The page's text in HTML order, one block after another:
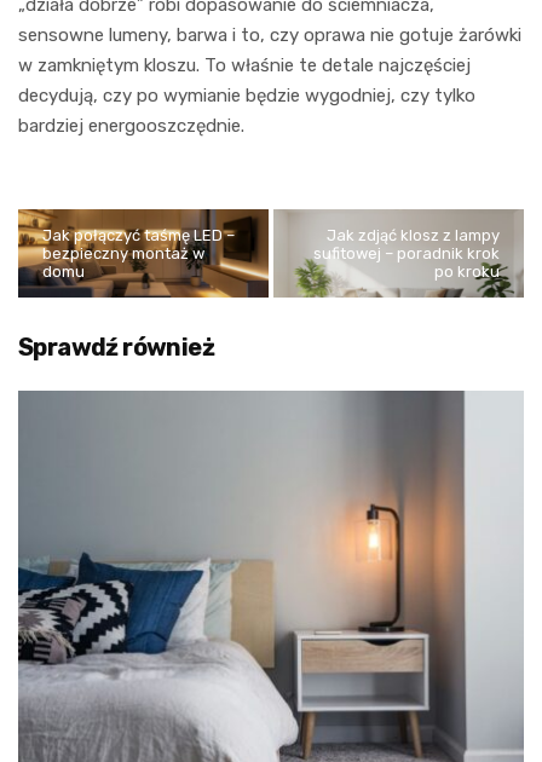
sensowne lumeny, barwa i to, czy oprawa nie gotuje żarówki
w zamkniętym kloszu. To właśnie te detale najczęściej
decydują, czy po wymianie będzie wygodniej, czy tylko
bardziej energooszczędnie.
Jak połączyć taśmę LED –
bezpieczny montaż w
domu
Jak zdjąć klosz z lampy
sufitowej – poradnik krok
po kroku
Sprawdź również